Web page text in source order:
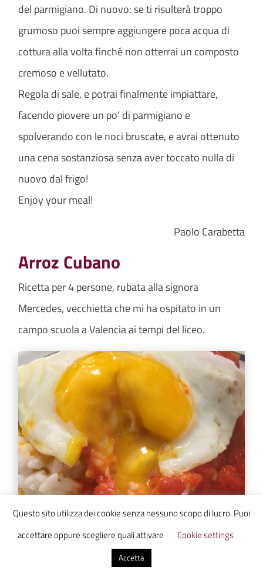
del parmigiano. Di nuovo: se ti risulterà troppo
grumoso puoi sempre aggiungere poca acqua di
cottura alla volta finché non otterrai un composto
cremoso e vellutato.
Regola di sale, e potrai finalmente impiattare,
facendo piovere un po’ di parmigiano e
spolverando con le noci bruscate, e avrai ottenuto
una cena sostanziosa senza aver toccato nulla di
nuovo dal frigo!
Enjoy your meal!
Paolo Carabetta
Arroz Cubano
Ricetta per 4 persone, rubata alla signora
Mercedes, vecchietta che mi ha ospitato in un
campo scuola a Valencia ai tempi del liceo.
Questo sito utilizza dei cookie senza nessuno scopo di lucro. Puoi
accettare oppure scegliere quali attivare
Cookie settings
Accetta